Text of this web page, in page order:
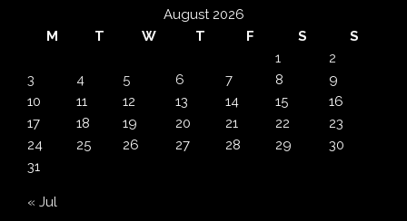
August 2026
M
T W T F S
S
1
2
3
4 5 6 7 8
9
10
11 12 13 14 15
16
17
18 19 20 21 22
23
24
25 26 27 28 29
30
31
« Jul